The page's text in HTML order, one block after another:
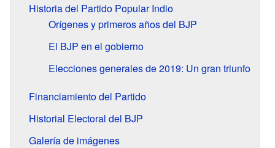
Historia del Partido Popular Indio
Orígenes y primeros años del BJP
El BJP en el gobierno
Elecciones generales de 2019: Un gran triunfo
Financiamiento del Partido
Historial Electoral del BJP
Galería de imágenes